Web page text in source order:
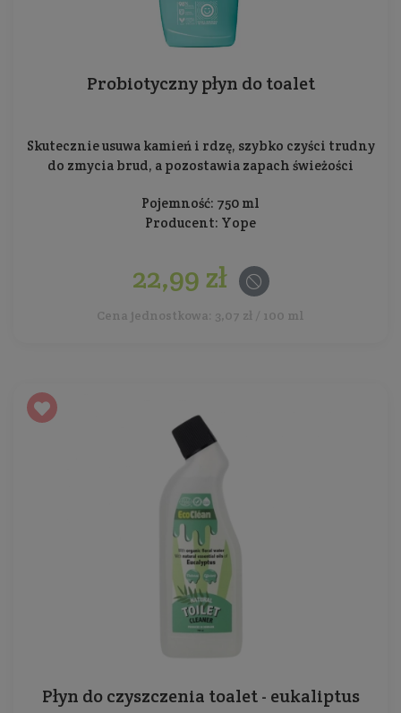
Probiotyczny płyn do toalet
Skutecznie usuwa kamień i rdzę, szybko czyści trudny
do zmycia brud, a pozostawia zapach świeżości
Pojemność: 750 ml
Producent: Yope
22,99 zł
Cena jednostkowa: 3,07 zł / 100 ml
Płyn do czyszczenia toalet - eukaliptus